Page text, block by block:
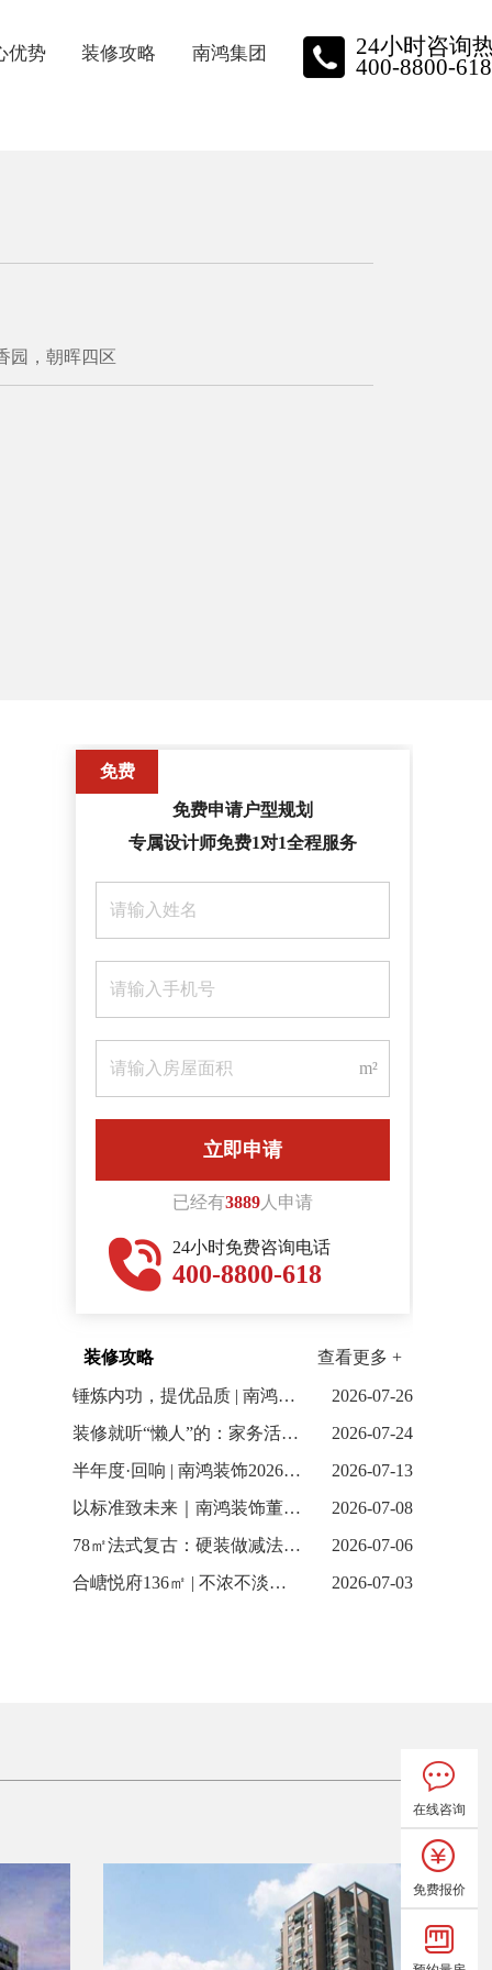
优势
口碑
装修攻略 南鸿集团
荣誉展示
24小时咨询
400-8800-618
园，朝晖四区
免费
免费申请户型规划
专属设计师免费1对1全程服务
m²
已经有3889人申请
24小时免费咨询电话
400-8800-618
装修攻略 查看更多 +
锤炼内功，提优品质 | 南鸿装饰6月全体项目经理会议顺利召开
2026-07-26
装修就听“懒人”的：家务活少80%，幸福感直线上升！
2026-07-24
半年度·回响 | 南鸿装饰2026上半年案例合集
2026-07-13
以标准致未来｜南鸿装饰董事长出席中国全案定制家装节
2026-07-08
78㎡法式复古：硬装做减法，氛围做乘法
2026-07-06
合嵣悦府136㎡ | 不浓不淡，是刚刚好的温柔
2026-07-03
在线咨询
免费报价